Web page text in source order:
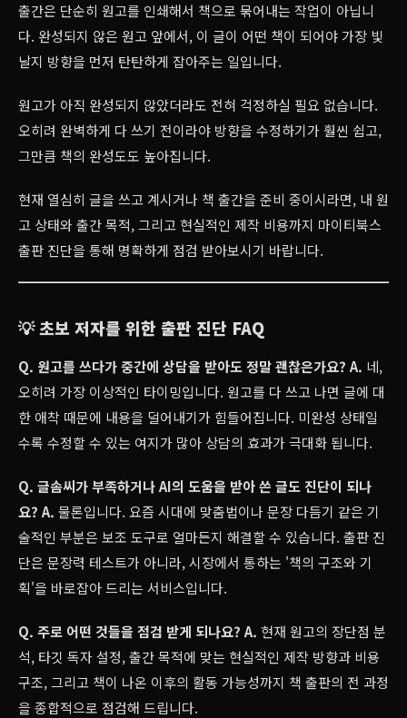
출간은 단순히 원고를 인쇄해서 책으로 묶어내는 작업이 아닙니
다. 완성되지 않은 원고 앞에서, 이 글이 어떤 책이 되어야 가장 빛
날지 방향을 먼저 탄탄하게 잡아주는 일입니다.
원고가 아직 완성되지 않았더라도 전혀 걱정하실 필요 없습니다.
오히려 완벽하게 다 쓰기 전이라야 방향을 수정하기가 훨씬 쉽고,
그만큼 책의 완성도도 높아집니다.
현재 열심히 글을 쓰고 계시거나 책 출간을 준비 중이시라면, 내 원
고 상태와 출간 목적, 그리고 현실적인 제작 비용까지 마이티북스
출판 진단을 통해 명확하게 점검 받아보시기 바랍니다.
💡 초보 저자를 위한 출판 진단 FAQ
Q. 원고를 쓰다가 중간에 상담을 받아도 정말 괜찮은가요? A. 네,
오히려 가장 이상적인 타이밍입니다. 원고를 다 쓰고 나면 글에 대
한 애착 때문에 내용을 덜어내기가 힘들어집니다. 미완성 상태일
수록 수정할 수 있는 여지가 많아 상담의 효과가 극대화 됩니다.
Q. 글솜씨가 부족하거나 AI의 도움을 받아 쓴 글도 진단이 되나
요? A. 물론입니다. 요즘 시대에 맞춤법이나 문장 다듬기 같은 기
술적인 부분은 보조 도구로 얼마든지 해결할 수 있습니다. 출판 진
단은 문장력 테스트가 아니라, 시장에서 통하는 '책의 구조와 기
획'을 바로잡아 드리는 서비스입니다.
Q. 주로 어떤 것들을 점검 받게 되나요? A. 현재 원고의 장단점 분
석, 타깃 독자 설정, 출간 목적에 맞는 현실적인 제작 방향과 비용
구조, 그리고 책이 나온 이후의 활동 가능성까지 책 출판의 전 과정
을 종합적으로 점검해 드립니다.